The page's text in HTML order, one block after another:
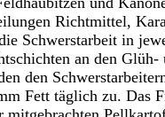
Richtmittel,
Schwerstarbeit in
an den
den
Fett täglich zu. Das